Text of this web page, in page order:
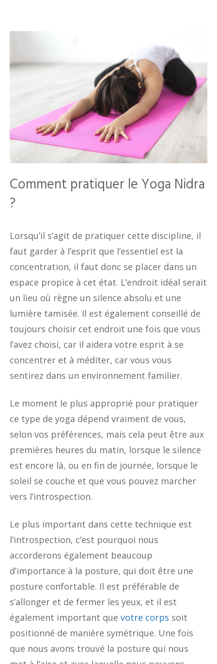
Comment pratiquer le Yoga Nidra
?
Lorsqu’il s’agit de pratiquer cette discipline, il
faut garder à l’esprit que l’essentiel est la
concentration, il faut donc se placer dans un
espace propice à cet état. L’endroit idéal serait
un lieu où règne un silence absolu et une
lumière tamisée. Il est également conseillé de
toujours choisir cet endroit une fois que vous
l’avez choisi, car il aidera votre esprit à se
concentrer et à méditer, car vous vous
sentirez dans un environnement familier.
Le moment le plus approprié pour pratiquer
ce type de yoga dépend vraiment de vous,
selon vos préférences, mais cela peut être aux
premières heures du matin, lorsque le silence
est encore là, ou en fin de journée, lorsque le
soleil se couche et que vous pouvez marcher
vers l’introspection.
Le plus important dans cette technique est
l’introspection, c’est pourquoi nous
accorderons également beaucoup
d’importance à la posture, qui doit être une
posture confortable. Il est préférable de
s’allonger et de fermer les yeux, et il est
également important que votre corps soit
positionné de manière symétrique. Une fois
que nous avons trouvé la posture qui nous